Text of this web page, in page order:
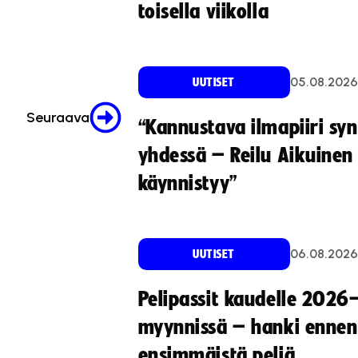
Seuraava
toisella viikolla
UUTISET 05.08.2026
“Kannustava ilmapiiri
yhdessä – Reilu
käynnistyy”
UUTISET 06.08.2026
Pelipassit kaudelle
myynnissä – hanki ennen